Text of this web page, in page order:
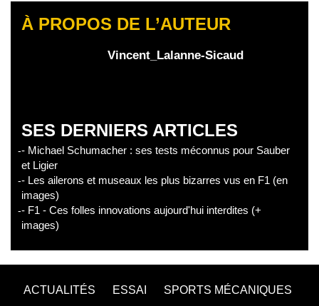
À PROPOS DE L’AUTEUR
Vincent_Lalanne-Sicaud
SES DERNIERS ARTICLES
- Michael Schumacher : ses tests méconnus pour Sauber
et Ligier
- Les ailerons et museaux les plus bizarres vus en F1 (en
images)
- F1 - Ces folles innovations aujourd'hui interdites (+
images)
ACTUALITÉS ESSAI
SPORTS MÉCANIQUES